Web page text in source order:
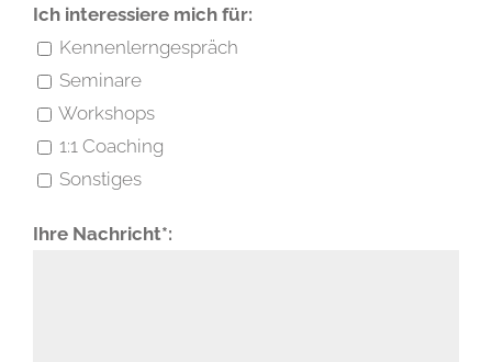
Ich interessiere mich für:
Kennenlerngespräch
Seminare
Workshops
1:1 Coaching
Sonstiges
Ihre Nachricht*: